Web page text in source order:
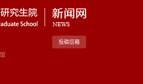
投稿信箱